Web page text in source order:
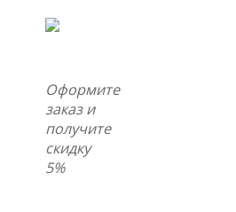
Оформите
заказ и
получите
скидку
5%